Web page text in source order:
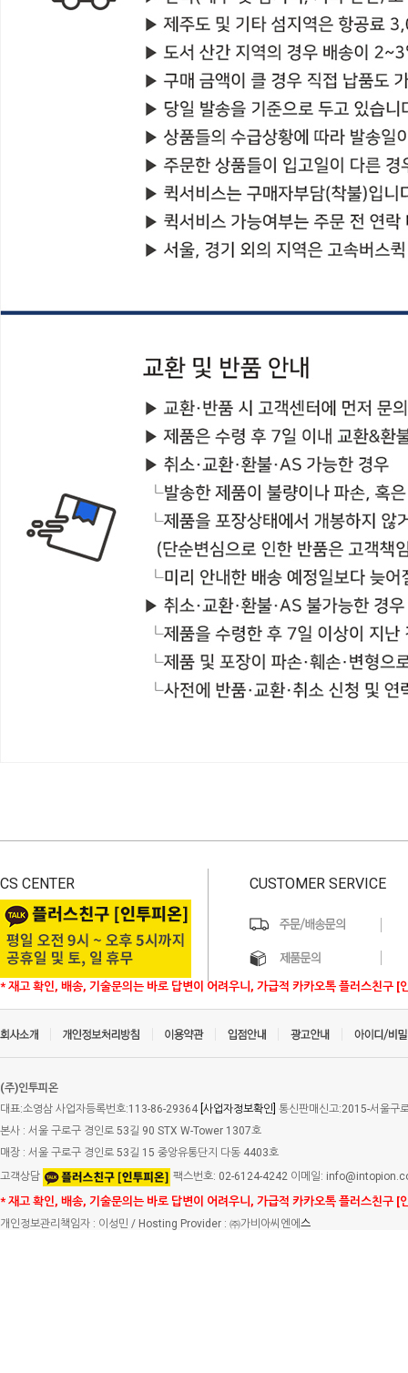
CS CENTER
* 재고 확인, 배송, 기술문의는 바로 답변이 어려우니, 가급적 카카오톡 플러스친구 [
CUSTOMER SERVICE
(주)인투피온
대표:소영삼 사업자등록번호:113-86-29364 [사업자정보확인] 통신판매신고:2015-서울구
본사 : 서울 구로구 경인로 53길 90 STX W-Tower 1307호
매장 : 서울 구로구 경인로 53길 15 중앙유통단지 다동 4403호
고객상담
팩스번호: 02-6124-4242 이메일:
* 재고 확인, 배송, 기술문의는 바로 답변이 어려우니, 가급적 카카오톡 플러스친구 [
개인정보관리책임자 : 이성민 / Hosting Provider : ㈜가비아씨엔에 스